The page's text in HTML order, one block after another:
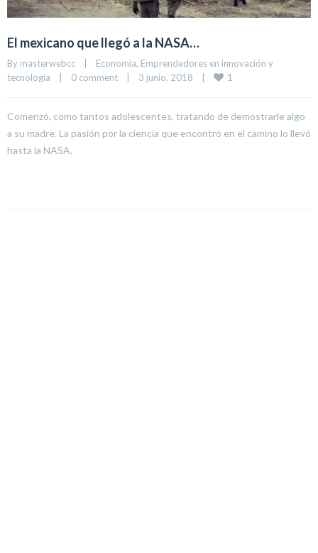
El mexicano que llegó a la NASA…
By masterwebcc | Economía, Emprendedores en innovación y
tecnología
| 0 comment | 3 junio, 2018 | 1
Comenzó, como tantos adolescentes, tratando de demostrarle algo
a su madre. La pasión por la ciencia que encontró en el camino lo llevó
hasta la NASA.